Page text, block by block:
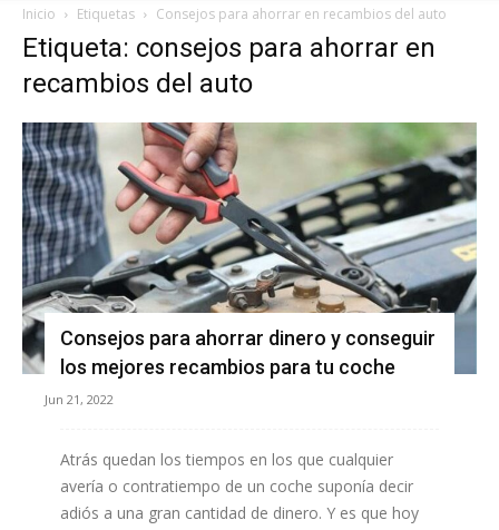
Inicio Etiquetas Consejos para ahorrar en recambios del auto
Etiqueta: consejos para ahorrar en
recambios del auto
Consejos para ahorrar dinero y conseguir
los mejores recambios para tu coche
Jun 21, 2022
Atrás quedan los tiempos en los que cualquier
avería o contratiempo de un coche suponía decir
adiós a una gran cantidad de dinero. Y es que hoy